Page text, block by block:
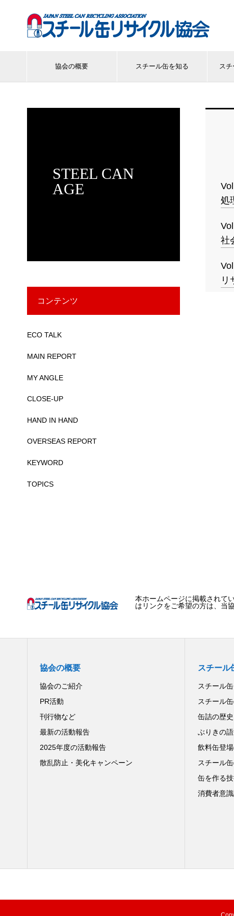
協会の概要 スチール缶を知る ス
STEEL CAN
AGE
処
社
リ
コンテンツ
ECO TALK
MAIN REPORT
MY ANGLE
CLOSE-UP
HAND IN HAND
OVERSEAS REPORT
KEYWORD
TOPICS
本ホームページに掲載されて
はリンクをご希望の方は、当
協会の概要
協会のご紹介
PR活動
刊行物など
最新の活動報告
2025年度の活動報告
散乱防止・美化キャンペーン
スチール
スチール
スチール
缶詰の歴史
ぶりきの
飲料缶登
スチール
缶を作る
消費者意